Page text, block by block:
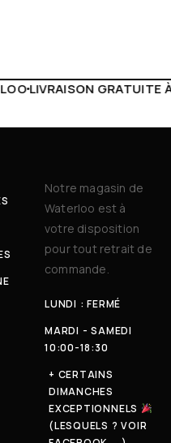
À PARTIR DE 150€LIVE
Notre magasin de
Waterloo est à
votre disposition
pour tout retrait de
commande.
LUNDI : FERMÉ
MARDI - SAMEDI
10:00-18:30
+ CERTAINS
DIMANCHES
EXCEPTIONNELS
(LESQUELS ? VOIR